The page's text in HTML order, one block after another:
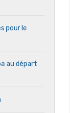
pour le
au départ